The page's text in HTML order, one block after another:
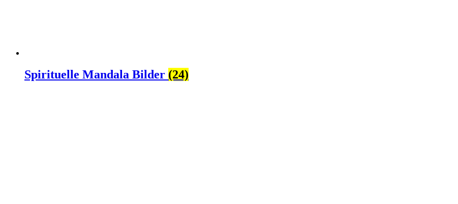
Spirituelle Mandala Bilder (24)